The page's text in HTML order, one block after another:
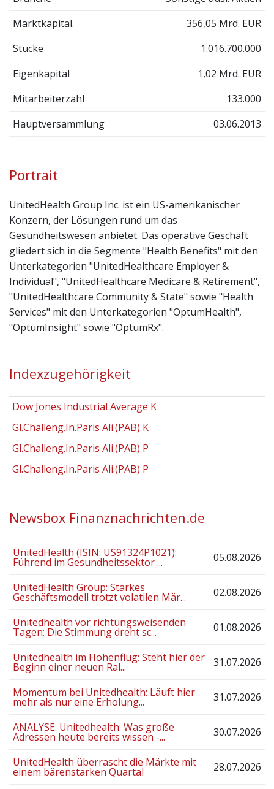
Marktkapital.
356,05 Mrd. EUR
Stücke
1.016.700.000
Eigenkapital
1,02 Mrd. EUR
Mitarbeiterzahl
133.000
Hauptversammlung
03.06.2013
Portrait
UnitedHealth Group Inc. ist ein US-amerikanischer
Konzern, der Lösungen rund um das
Gesundheitswesen anbietet. Das operative Geschäft
gliedert sich in die Segmente "Health Benefits" mit den
Unterkategorien "UnitedHealthcare Employer &
Individual", "UnitedHealthcare Medicare & Retirement",
"UnitedHealthcare Community & State" sowie "Health
Services" mit den Unterkategorien "OptumHealth",
"OptumInsight" sowie "OptumRx".
Indexzugehörigkeit
Dow Jones Industrial Average K
Gl.Challeng.In.Paris Ali.(PAB) K
Gl.Challeng.In.Paris Ali.(PAB) P
Gl.Challeng.In.Paris Ali.(PAB) P
Newsbox Finanznachrichten.de
UnitedHealth (ISIN: US91324P1021):
Führend im Gesundheitssektor ... 05.08.2026
UnitedHealth Group: Starkes
Geschäftsmodell trotzt volatilen Mär... 02.08.2026
Unitedhealth vor richtungsweisenden
Tagen: Die Stimmung dreht sc... 01.08.2026
Unitedhealth im Höhenflug: Steht hier der
Beginn einer neuen Ral... 31.07.2026
Momentum bei Unitedhealth: Läuft hier
mehr als nur eine Erholung... 31.07.2026
ANALYSE: Unitedhealth: Was große
Adressen heute bereits wissen -... 30.07.2026
UnitedHealth überrascht die Märkte mit
einem bärenstarken Quartal 28.07.2026